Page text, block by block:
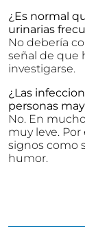
¿Es normal
urinarias
No debería
señal de que
investigarse.
¿Las
personas
No. En
muy leve.
signos como
humor.